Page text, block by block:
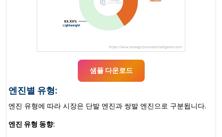
샘플 다운로드
엔진별 유형:
엔진 유형에 따라 시장은 단발 엔진과 쌍발 엔진으로 구분됩니다.
엔진 유형 동향: